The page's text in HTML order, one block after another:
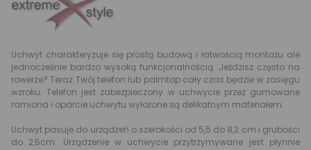
Uchwyt charakteryzuje się prostą budową i łatwością montażu ale
jednocześnie bardzo wysoką funkcjonalnością. Jeździsz często na
rowerze? Teraz Twój telefon lub palmtop cały czas będzie w zasięgu
wzroku. Telefon jest zabezpieczony w uchwycie przez gumowane
ramiona i oparcie uchwytu wyłożone są delikatnym materiałem.
Uchwyt pasuje do urządzeń o szerokości od 5,5 do 8,2 cm i grubości
do 2,5cm. Urządzenie w uchwycie przytrzymywane jest płynnie